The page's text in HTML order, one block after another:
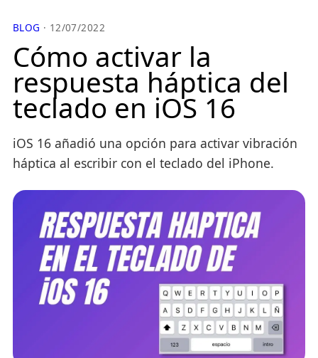
BLOG · 12/07/2022
Cómo activar la
respuesta háptica del
teclado en iOS 16
iOS 16 añadió una opción para activar vibración
háptica al escribir con el teclado del iPhone.